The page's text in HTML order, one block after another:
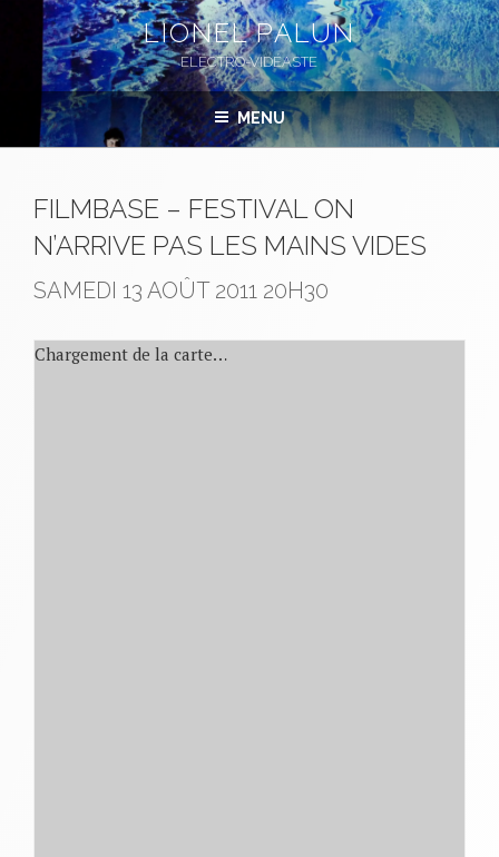
contenu
principal
LIONEL PALUN
ELECTRO-VIDÉASTE
MENU
FILMBASE – FESTIVAL ON
N’ARRIVE PAS LES MAINS VIDES
SAMEDI 13 AOÛT 2011 20H30
Chargement de la carte…